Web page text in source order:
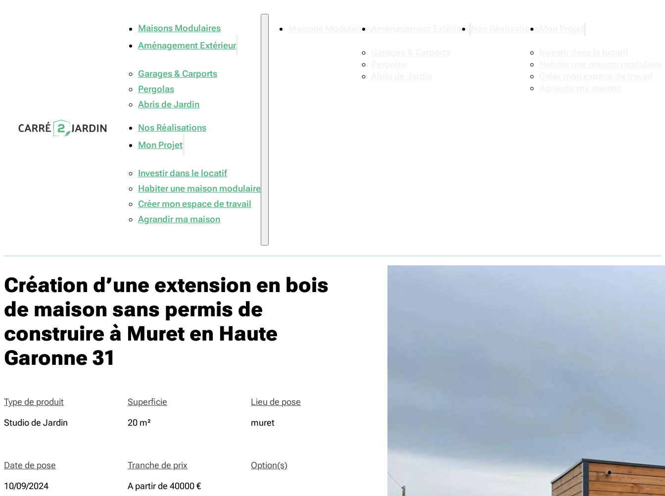
Maisons Modulaires
Aménagement Extérieur
Garages & Carports
Pergolas
Abris de Jardin
Nos Réalisations
Mon Projet
Investir dans le locatif
Habiter une maison modulaire
Créer mon espace de travail
Agrandir ma maison
Maisons Modulaires Aménagement Extérieur Nos Réalisations
Création d’une extension en bois
de maison sans permis de
construire à Muret en Haute
Garonne 31
Type de produit
Studio de Jardin
Superficie
20 m²
Lieu de pose
muret
Date de pose
10/09/2024
Tranche de prix
A partir de 40000 €
Option(s)